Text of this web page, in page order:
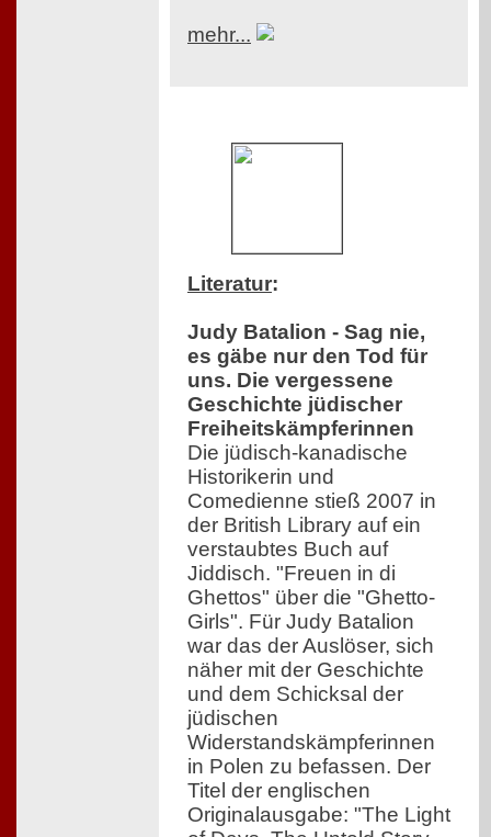
mehr...
Literatur:
Judy Batalion - Sag nie,
es gäbe nur den Tod für
uns. Die vergessene
Geschichte jüdischer
Freiheitskämpferinnen
Die jüdisch-kanadische
Historikerin und
Comedienne stieß 2007 in
der British Library auf ein
verstaubtes Buch auf
Jiddisch. "Freuen in di
Ghettos" über die "Ghetto-
Girls". Für Judy Batalion
war das der Auslöser, sich
näher mit der Geschichte
und dem Schicksal der
jüdischen
Widerstandskämpferinnen
in Polen zu befassen. Der
Titel der englischen
Originalausgabe: "The Light